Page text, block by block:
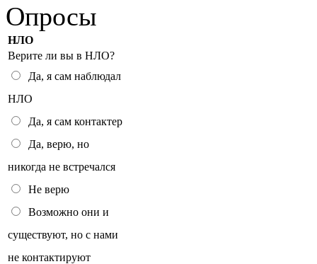
Опросы
НЛО
Верите ли вы в НЛО?
Да, я сам наблюдал
НЛО
Да, я сам контактер
Да, верю, но
никогда не встречался
Не верю
Возможно они и
существуют, но с нами
не контактируют